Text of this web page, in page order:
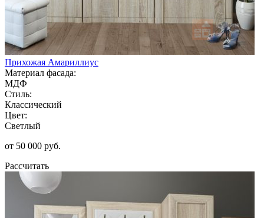
Прихожая Амариллиус
Материал фасада:
МДФ
Стиль:
Классический
Цвет:
Светлый
от 50 000 руб.
Рассчитать